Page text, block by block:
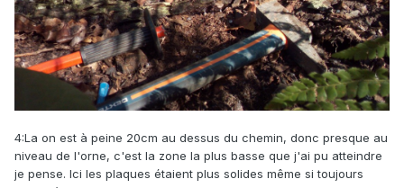
4:La on est à peine 20cm au dessus du chemin, donc presque au
niveau de l'orne, c'est la zone la plus basse que j'ai pu atteindre
je pense. Ici les plaques étaient plus solides même si toujours